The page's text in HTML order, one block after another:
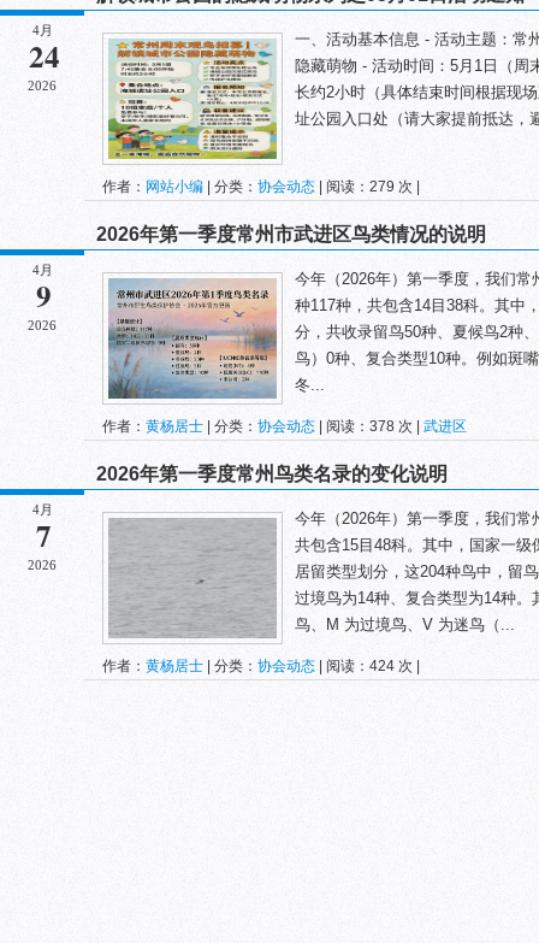
4月
24
2026
一、活动基本信息 - 活动主题：常
隐藏萌物 - 活动时间：5月1日（周
长约2小时（具体结束时间根据现
址公园入口处（请大家提前抵达，
作者： 网站小编 | 分类： 协会动态 | 阅读：279 次 |
4月
9
2026
2026年第一季度常州市武进区鸟类情况的说明
今年（2026年）第一季度，我们
种117种，共包含14目38科。其中
分，共收录留鸟50种、夏候鸟2种
鸟）0种、复合类型10种。例如斑
冬...
作者： 黄杨居士 | 分类： 协会动态 | 阅读：378 次 | 武进区
4月
7
2026
2026年第一季度常州鸟类名录的变化说明
今年（2026年）第一季度，我们
共包含15目48科。其中，国家一
居留类型划分，这204种鸟中，留
过境鸟为14种、复合类型为14种
鸟、M 为过境鸟、V 为迷鸟（...
作者： 黄杨居士 | 分类： 协会动态 | 阅读：424 次 |